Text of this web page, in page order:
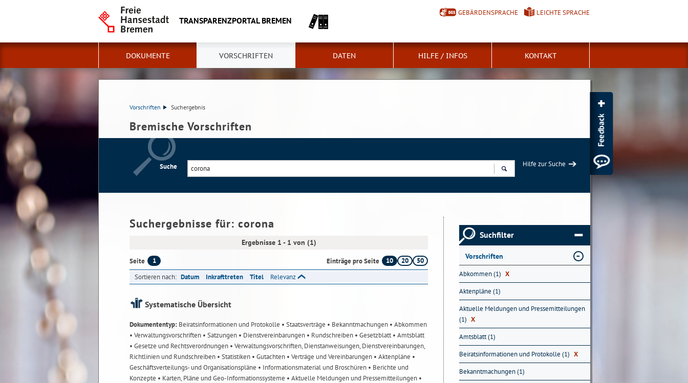
TRANSPARENZPORTAL BREMEN
GEBÄRDENSPRACHE LEICHTE SPRACHE
DOKUMENTE VORSCHRIFTEN DATEN HILFE / INFOS KONTAKT
Vorschriften Suchergebnis
Bremische Vorschriften
Suche
Hilfe zur Suche
Suchergebnisse für: corona
Ergebnisse 1 - 1 von (1)
Seite 1 Einträge pro Seite 10 20
50
Sortieren nach: Datum Inkrafttreten Titel Relevanz
Systematische Übersicht
Dokumententyp: Beiratsinformationen und Protokolle • Staatsverträge • Bekanntmachungen • Abkommen
• Verwaltungsvorschriften • Satzungen • Dienstvereinbarungen • Rundschreiben • Gesetzblatt• Amtsblatt
• Gesetze und Rechtsverordnungen • Verwaltungsvorschriften, Dienstanweisungen, Dienstvereinbarungen,
Richtlinien und Rundschreiben • Statistiken • Gutachten • Verträge und Vereinbarungen • Aktenpläne •
Geschäftsverteilungs- und Organisationspläne • Informationsmaterial und Broschüren • Berichte und
Konzepte • Karten, Pläne und Geo-Informationssysteme • Aktuelle Meldungen und Pressemitteilungen •
Suchfilter
Vorschriften
Abkommen (1) X
Aktenpläne (1)
Aktuelle Meldungen und Pressemitteilungen
(1) X
Amtsblatt (1)
Beiratsinformationen und Protokolle (1) X
Bekanntmachungen (1)